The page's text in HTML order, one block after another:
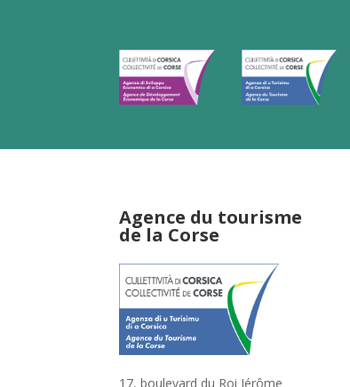
Agence du tourisme
de la Corse
17, boulevard du Roi Jérôme